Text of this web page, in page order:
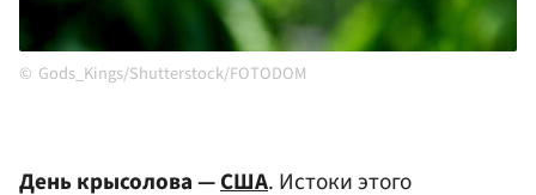
Gods_Kings/Shutterstock/FOTODOM
День крысолова —США. Истоки этого